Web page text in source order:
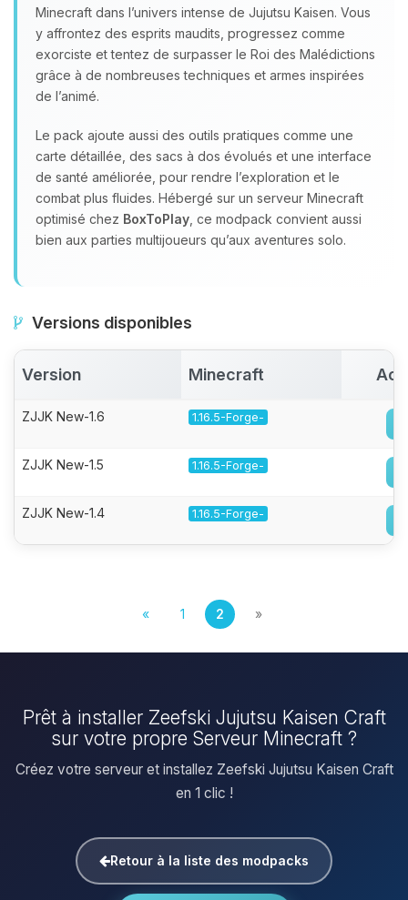
Minecraft dans l’univers intense de Jujutsu Kaisen. Vous
y affrontez des esprits maudits, progressez comme
exorciste et tentez de surpasser le Roi des Malédictions
grâce à de nombreuses techniques et armes inspirées
de l’animé.
Le pack ajoute aussi des outils pratiques comme une
carte détaillée, des sacs à dos évolués et une interface
de santé améliorée, pour rendre l’exploration et le
combat plus fluides. Hébergé sur un serveur Minecraft
optimisé chez BoxToPlay , ce modpack convient aussi
bien aux parties multijoueurs qu’aux aventures solo.
Versions disponibles
Version Minecraft
ZJJK New-1.6 1.16.5-Forge-
ZJJK New-1.5 1.16.5-Forge-
ZJJK New-1.4 1.16.5-Forge-
« 1 2 »
Prêt à installer Zeefski Jujutsu Kaisen Craft
sur votre propre Serveur Minecraft ?
Créez votre serveur et installez Zeefski Jujutsu Kaisen Craft
en 1 clic !
Retour à la liste des modpacks